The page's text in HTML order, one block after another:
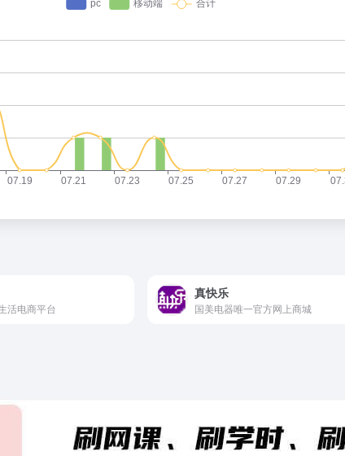
活电商平台
真快乐
国美电器唯一官方网上商城